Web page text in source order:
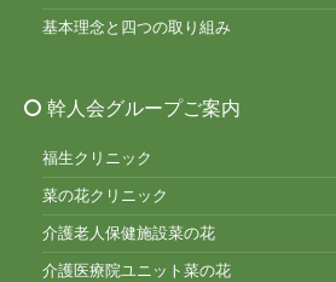
基本理念と四つの取り組み
幹人会グループご案内
福生クリニック
菜の花クリニック
介護老人保健施設菜の花
介護医療院ユニット菜の花